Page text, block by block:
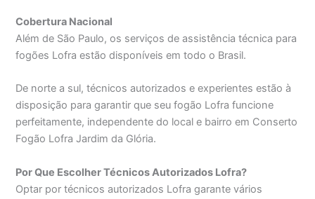
Cobertura Nacional
Além de São Paulo, os serviços de assistência técnica para
fogões Lofra estão disponíveis em todo o Brasil.
De norte a sul, técnicos autorizados e experientes estão à
disposição para garantir que seu fogão Lofra funcione
perfeitamente, independente do local e bairro em Conserto
Fogão Lofra Jardim da Glória.
Por Que Escolher Técnicos Autorizados Lofra?
Optar por técnicos autorizados Lofra garante vários